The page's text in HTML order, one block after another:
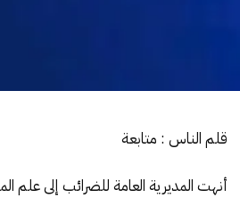
قلم الناس : متابعة